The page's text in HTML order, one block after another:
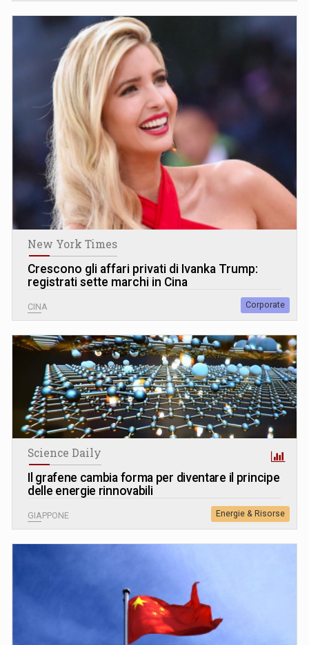
New York Times
Crescono gli affari privati di Ivanka Trump:
registrati sette marchi in Cina
CINA Corporate
Science Daily
Il grafene cambia forma per diventare il principe
delle energie rinnovabili
GIAPPONE Energie & Risorse